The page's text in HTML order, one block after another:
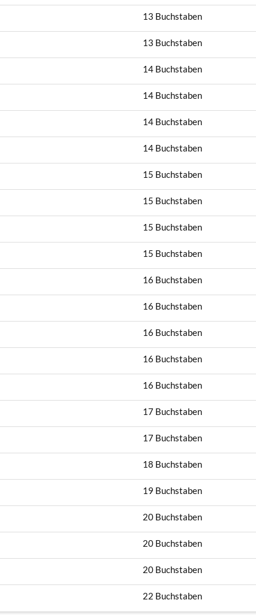
13 Buchstaben
13 Buchstaben
14 Buchstaben
14 Buchstaben
14 Buchstaben
14 Buchstaben
15 Buchstaben
15 Buchstaben
15 Buchstaben
15 Buchstaben
16 Buchstaben
16 Buchstaben
16 Buchstaben
16 Buchstaben
16 Buchstaben
17 Buchstaben
17 Buchstaben
18 Buchstaben
19 Buchstaben
20 Buchstaben
20 Buchstaben
20 Buchstaben
22 Buchstaben